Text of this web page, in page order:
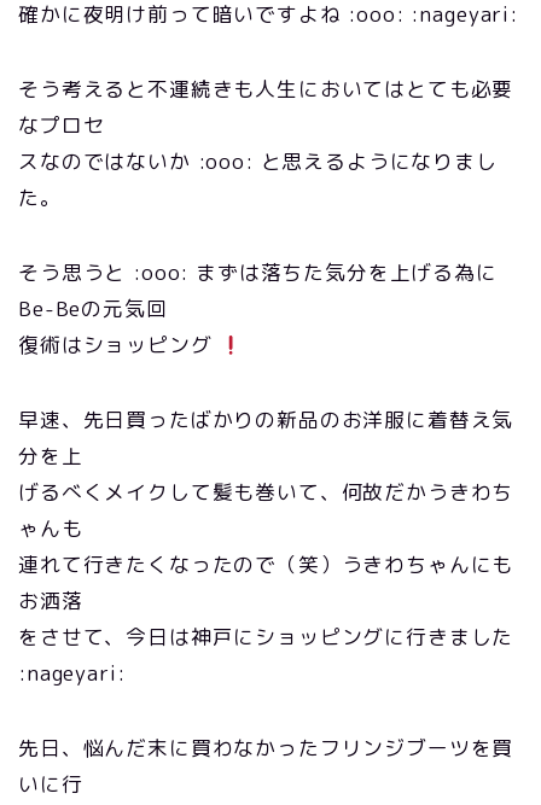
確かに夜明け前って暗いですよね :ooo: :nageyari:
そう考えると不運続きも人生においてはとても必要
なプロセ
スなのではないか :ooo: と思えるようになりまし
た。
そう思うと :ooo: まずは落ちた気分を上げる為に
Be-Beの元気回
復術はショッピング
早速、先日買ったばかりの新品のお洋服に着替え気
分を上
げるべくメイクして髪も巻いて、何故だかうきわち
ゃんも
連れて行きたくなったので（笑）うきわちゃんにも
お洒落
をさせて、今日は神戸にショッピングに行きました
:nageyari:
先日、悩んだ末に買わなかったフリンジブーツを買
いに行